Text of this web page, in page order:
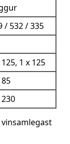
/ 532 / 335
1 x 125
230